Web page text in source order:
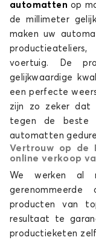
automatten op
de millimeter
maken uw
voertuig. De
gelijkwaardige
een perfecte
zijn zo zeker dat
tegen de beste
automatten
Vertrouw op de
online verkoop
We werken al
producten van
resultaat te
productieketen